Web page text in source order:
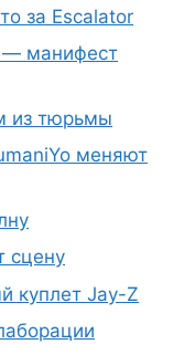
за Escalator
— манифест
из тюрьмы
меняют
сцену
куплет Jay-Z